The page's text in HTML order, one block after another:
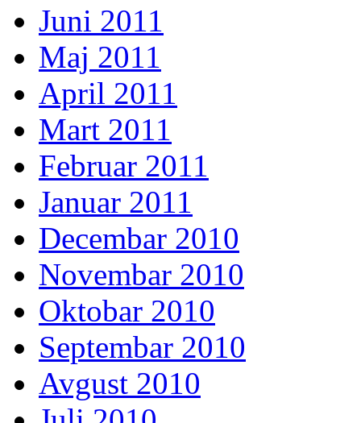
Juni 2011
Maj 2011
April 2011
Mart 2011
Februar 2011
Januar 2011
Decembar 2010
Novembar 2010
Oktobar 2010
Septembar 2010
Avgust 2010